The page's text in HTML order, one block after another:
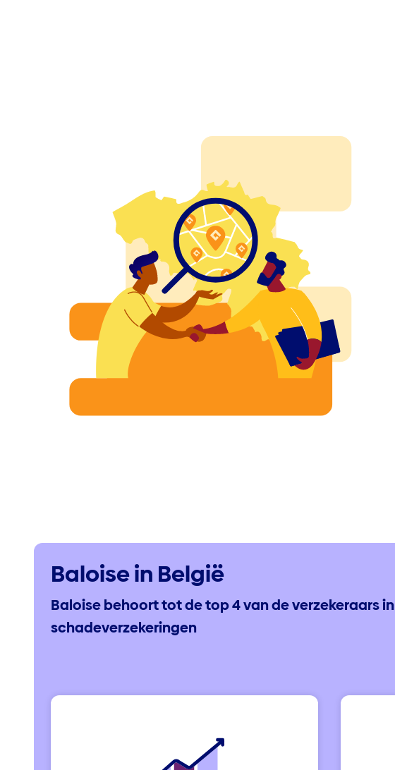
Baloise in België
Baloise behoort tot de top 4 van de verzekeraars in
schadeverzekeringen